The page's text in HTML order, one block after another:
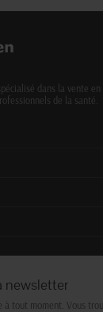
dans la vente
de la santé.
newsletter
à tout moment. Vous